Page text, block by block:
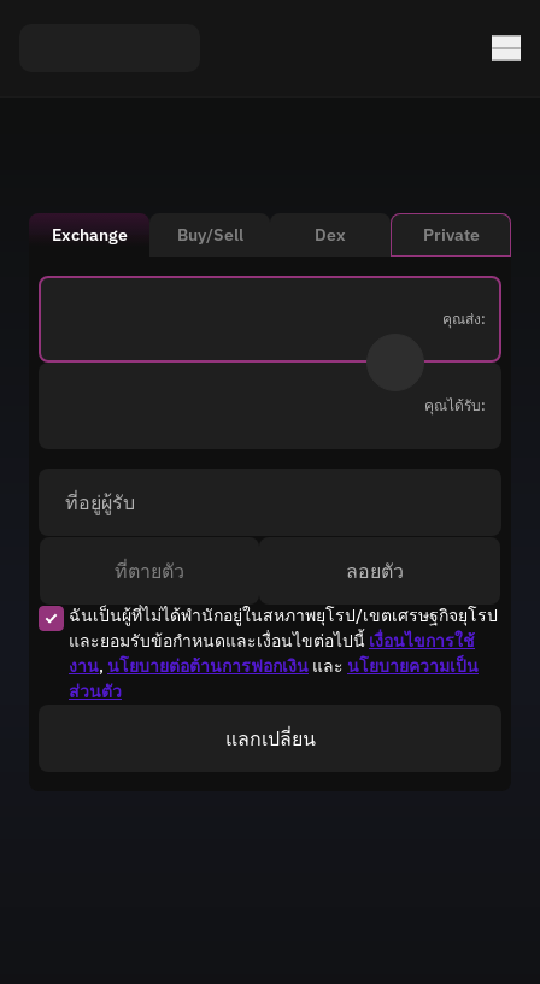
Exchange Buy/Sell Dex Private
คุณส่ง:
คุณได้รับ:
ที่อยู่ผู้รับ
ฉันเป็นผู้ที่ไม่ได้พำนักอยู่ในสหภาพยุโรป/เขตเศรษฐกิจยุโรป
และยอมรับข้อกำหนดและเงื่อนไขต่อไปนี้ เงื่อนไขการใช้
งาน, นโยบายต่อต้านการฟอกเงิน และ นโยบายความเป็น
ส่วนตัว
ที่ตายตัว ลอยตัว
แลกเปลี่ยน